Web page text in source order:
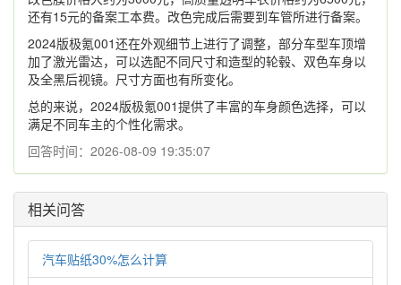
还有15元的备案工本费。改色完成后需要到车管所进行备案。
2024版极氪001还在外观细节上进行了调整，部分车型车顶增
加了激光雷达，可以选配不同尺寸和造型的轮毂、双色车身以
及全黑后视镜。尺寸方面也有所变化。
总的来说，2024版极氪001提供了丰富的车身颜色选择，可以
满足不同车主的个性化需求。
回答时间：2026-08-09 19:35:07
相关问答
汽车贴纸30%怎么计算